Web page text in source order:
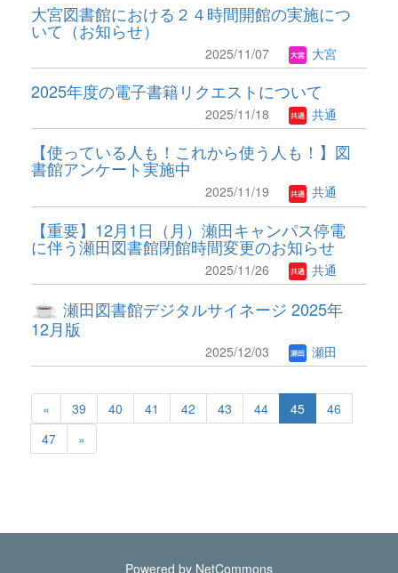
大宮図書館における２４時間開館の実施につ
いて（お知らせ）
2025/11/07 大宮
2025年度の電子書籍リクエストについて
2025/11/18 共通
【使っている人も！これから使う人も！】図
書館アンケート実施中
2025/11/19 共通
【重要】12月1日（月）瀬田キャンパス停電
に伴う瀬田図書館閉館時間変更のお知らせ
2025/11/26 共通
瀬田図書館デジタルサイネージ 2025年
12月版
2025/12/03 瀬田
« 39 40 41 42 43 44 45
46
47
»
Powered by NetCommons